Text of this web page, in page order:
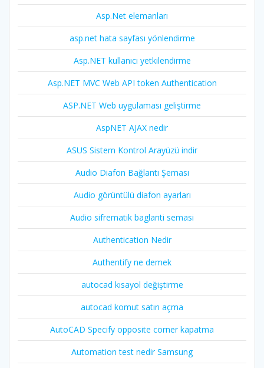
Asp.Net elemanları
asp.net hata sayfası yönlendirme
Asp.NET kullanıcı yetkilendirme
Asp.NET MVC Web API token Authentication
ASP.NET Web uygulaması geliştirme
AspNET AJAX nedir
ASUS Sistem Kontrol Arayüzü indir
Audio Diafon Bağlantı Şeması
Audio görüntülü diafon ayarları
Audio sifrematik baglanti semasi
Authentication Nedir
Authentify ne demek
autocad kısayol değiştirme
autocad komut satırı açma
AutoCAD Specify opposite corner kapatma
Automation test nedir Samsung